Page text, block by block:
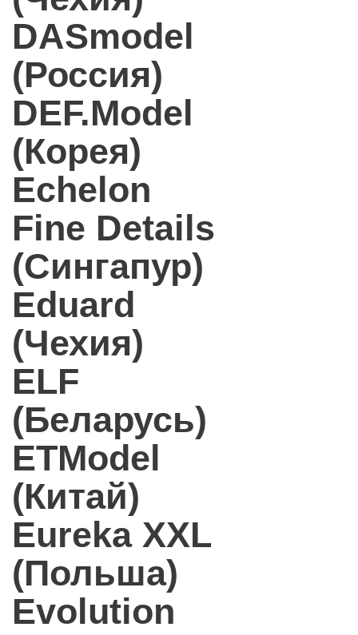
DASmodel
(Россия)
DEF.Model
(Корея)
Echelon
Fine Details
(Сингапур)
Eduard
(Чехия)
ELF
(Беларусь)
ETModel
(Китай)
Eureka XXL
(Польша)
Evolution